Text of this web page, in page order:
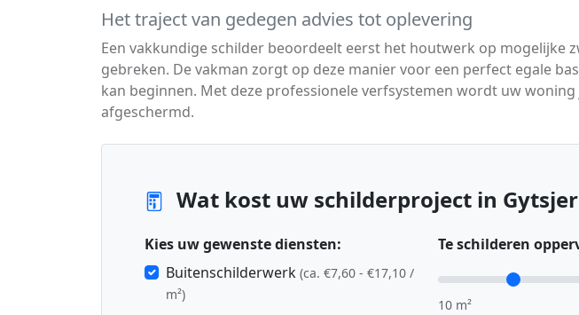
Het traject van gedegen advies tot oplevering
Een vakkundige schilder beoordeelt eerst het houtwerk op mogelijke
gebreken. De vakman zorgt op deze manier voor een perfect egale
kan beginnen. Met deze professionele verfsystemen wordt uw
afgeschermd.
Wat kost uw schilderproject in
Kies uw gewenste diensten:
Buitenschilderwerk (ca. €7,60 - €17,10 /
m²)
Te schilderen
10 m²